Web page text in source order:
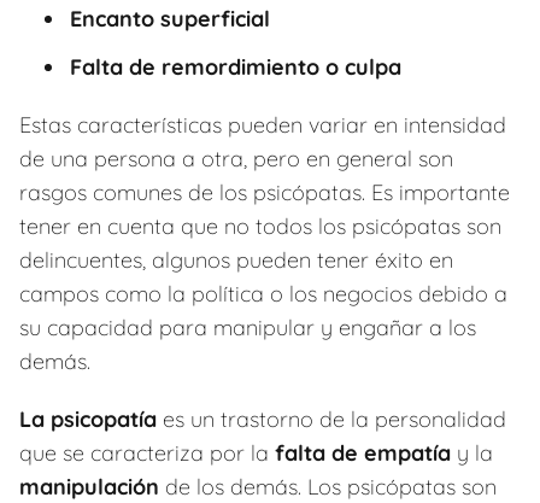
Encanto superficial
Falta de remordimiento o culpa
Estas características pueden variar en intensidad
de una persona a otra, pero en general son
rasgos comunes de los psicópatas. Es importante
tener en cuenta que no todos los psicópatas son
delincuentes, algunos pueden tener éxito en
campos como la política o los negocios debido a
su capacidad para manipular y engañar a los
demás.
La psicopatía es un trastorno de la personalidad
que se caracteriza por la falta de empatía y la
manipulación de los demás. Los psicópatas son